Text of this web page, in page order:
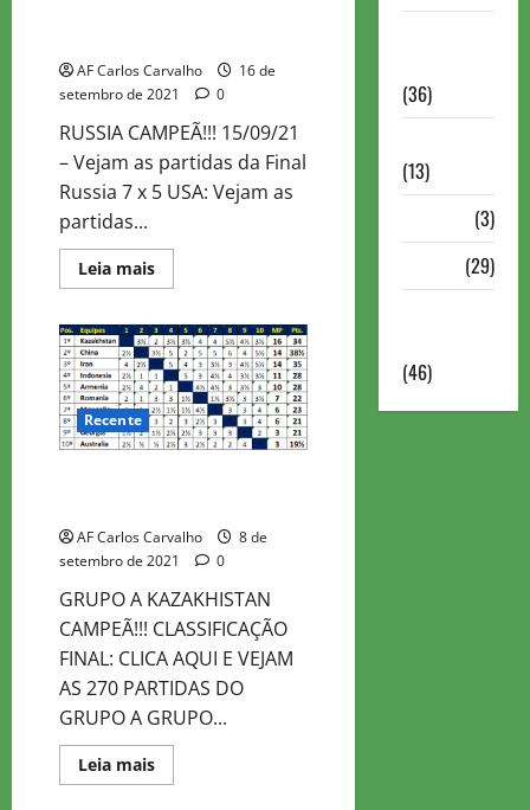
AF Carlos Carvalho
16 de
setembro de 2021
0
RUSSIA CAMPEÃ!!! 15/09/21
– Vejam as partidas da Final
Russia 7 x 5 USA: Vejam as
partidas...
Leia maisRead
more
Online
Chess
Olympiad
2021
–
Playoffs
Recente
AF Carlos Carvalho
8 de
setembro de 2021
0
GRUPO A KAZAKHISTAN
CAMPEÃ!!! CLASSIFICAÇÃO
FINAL: CLICA AQUI E VEJAM
AS 270 PARTIDAS DO
GRUPO A GRUPO...
Leia maisRead
more
(36)
(13)
(3)
(29)
(46)